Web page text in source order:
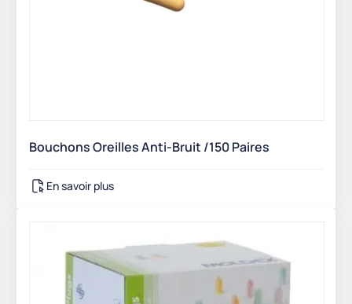
Bouchons Oreilles Anti-Bruit /150 Paires
En savoir plus